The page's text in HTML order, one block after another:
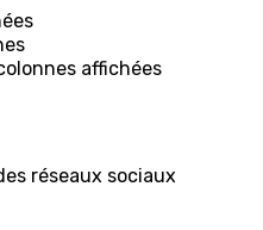
affichées
réseaux sociaux